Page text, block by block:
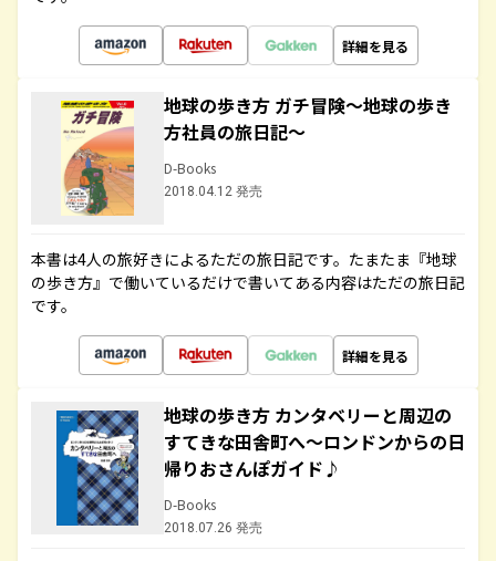
詳細を見る
地球の歩き方 ガチ冒険～地球の歩き
方社員の旅日記～
D-Books
2018.04.12 発売
本書は4人の旅好きによるただの旅日記です。たまたま『地球
の歩き方』で働いているだけで書いてある内容はただの旅日記
です。
詳細を見る
地球の歩き方 カンタベリーと周辺の
すてきな田舎町へ～ロンドンからの日
帰りおさんぽガイド♪
D-Books
2018.07.26 発売